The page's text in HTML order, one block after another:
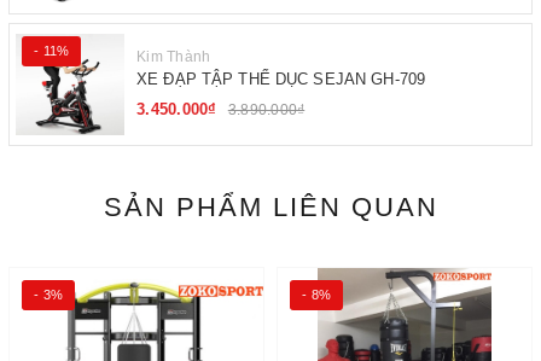
- 11% Kim Thành
XE ĐẠP TẬP THỂ DỤC SEJAN GH-709
3.450.000₫
3.890.000₫
SẢN PHẨM LIÊN QUAN
- 3% - 8%